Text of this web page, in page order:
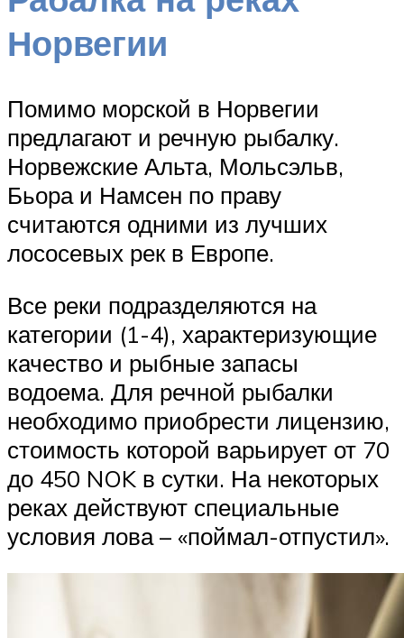
Норвегии
Помимо морской в Норвегии
предлагают и речную рыбалку.
Норвежские Альта, Мольсэльв,
Бьора и Намсен по праву
считаются одними из лучших
лососевых рек в Европе.
Все реки подразделяются на
категории (1-4), характеризующие
качество и рыбные запасы
водоема. Для речной рыбалки
необходимо приобрести лицензию,
стоимость которой варьирует от 70
до 450 NOK в сутки. На некоторых
реках действуют специальные
условия лова – «поймал-отпустил».